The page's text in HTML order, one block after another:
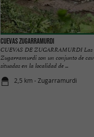
CUEVAS ZUGARRAMURDI
CUEVAS DE ZUGARRAMURDI Las
Zugarramurdi son un conjunto de
situadas en la localidad de ...
2,5 km - Zugarramurdi